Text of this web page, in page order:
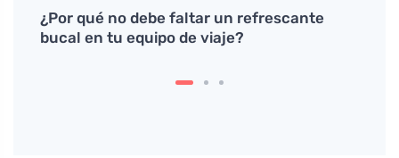
¿Por qué no debe faltar un refrescante
bucal en tu equipo de viaje?